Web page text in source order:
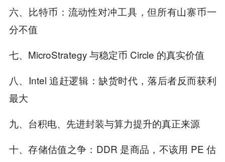
六、比特币：流动性对冲工具，但所有山寨币一
分不值
七、MicroStrategy 与稳定币 Circle 的真实价值
八、Intel 追赶逻辑：缺货时代，落后者反而获利
最大
九、台积电、先进封装与算力提升的真正来源
十、存储估值之争：DDR 是商品，不该用 PE 估